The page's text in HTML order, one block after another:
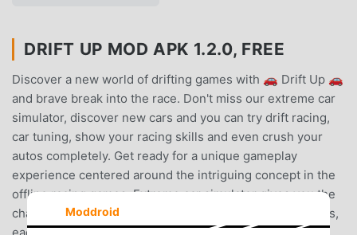
DRIFT UP MOD APK 1.2.0, FREE
Discover a new world of drifting games with 🚗 Drift Up 🚗
and brave break into the race. Don't miss our extreme car
simulator, discover new cars and you can try drift racing,
car tuning, show your racing skills and even crush your
autos completely. Get ready for a unique gameplay
experience centered around the intriguing concept in the
offline racing games. Extreme car simulator gives you the
chance to drive a car with a wide range selection of autos,
Moddroid